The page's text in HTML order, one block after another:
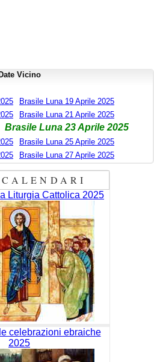
Date Vicino
Brasile Luna 19 Aprile 2025
Brasile Luna 21 Aprile 2025
Brasile Luna 23 Aprile 2025
Brasile Luna 25 Aprile 2025
Brasile Luna 27 Aprile 2025
Liturgia Cattolica 2025
celebrazioni ebraiche
2025